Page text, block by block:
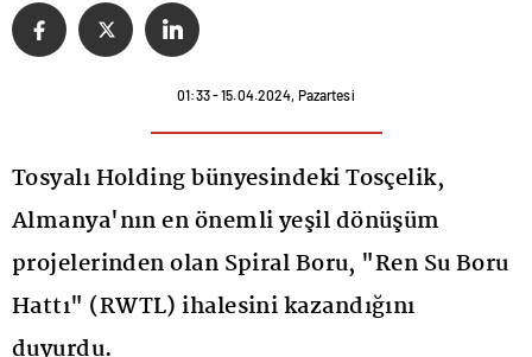
01:33 - 15.04.2024, Pazartesi
Tosyalı Holding bünyesindeki Tosçelik,
Almanya'nın en önemli yeşil dönüşüm
projelerinden olan Spiral Boru, "Ren Su Boru
Hattı" (RWTL) ihalesini kazandığını
duyurdu.